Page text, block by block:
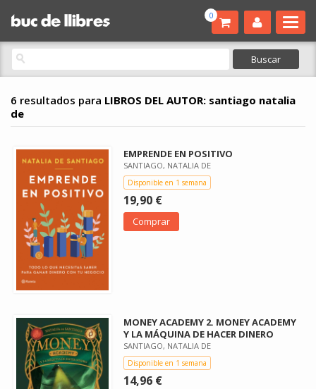
0
6 resultados para LIBROS DEL AUTOR: santiago natalia
de
EMPRENDE EN POSITIVO
SANTIAGO, NATALIA DE
Disponible en 1 semana
19,90 €
Comprar
MONEY ACADEMY 2. MONEY ACADEMY
Y LA MÁQUINA DE HACER DINERO
SANTIAGO, NATALIA DE
Disponible en 1 semana
14,96 €